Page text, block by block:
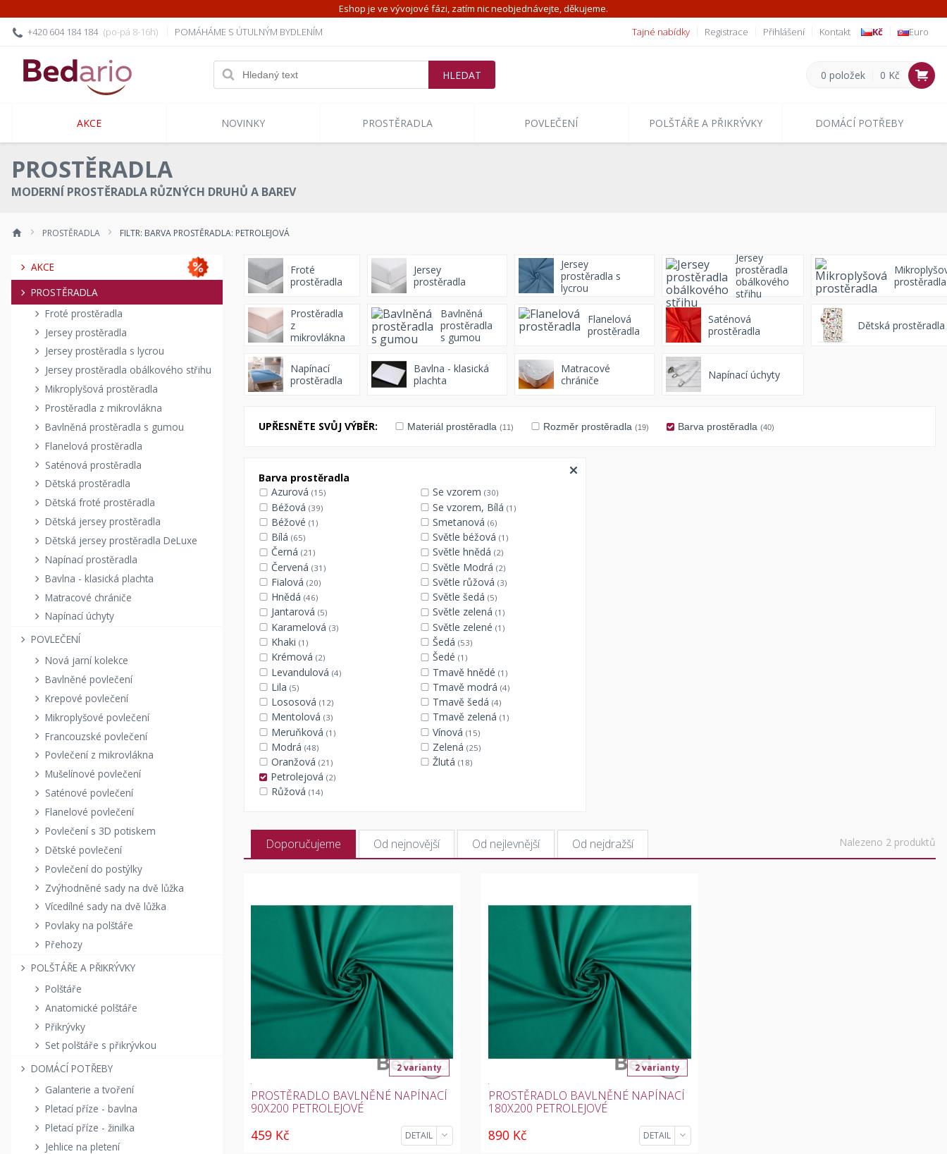
Eshop je ve vývojové fázi, zatím nic neobjednávejte, děkujeme.
+420 604 184 184 (po-pá 8-16h) POMÁHÁME S ÚTULNÝM BYDLENÍM Tajné nabídky Registrace Přihlášení Kontakt Kč Euro
0 položek 0 Kč
AKCE NOVINKY PROSTĚRADLA POVLEČENÍ POLŠTÁŘE A PŘIKRÝVKY DOMÁCÍ POTŘEBY
PROSTĚRADLA
MODERNÍ PROSTĚRADLA RŮZNÝCH DRUHŮ A BAREV
PROSTĚRADLA FILTR: BARVA PROSTĚRADLA: PETROLEJOVÁ
AKCE
PROSTĚRADLA
Froté prostěradla
Jersey prostěradla
Jersey prostěradla s lycrou
Jersey prostěradla obálkového střihu
Mikroplyšová prostěradla
Prostěradla z mikrovlákna
Bavlněná prostěradla s gumou
Flanelová prostěradla
Saténová prostěradla
Dětská prostěradla
Dětská froté prostěradla
Dětská jersey prostěradla
Dětská jersey prostěradla DeLuxe
Napínací prostěradla
Bavlna - klasická plachta
Matracové chrániče
Napínací úchyty
POVLEČENÍ
Nová jarní kolekce
Bavlněné povlečení
Krepové povlečení
Mikroplyšové povlečení
Francouzské povlečení
Povlečení z mikrovlákna
Mušelínové povlečení
Saténové povlečení
Flanelové povlečení
Povlečení s 3D potiskem
Dětské povlečení
Povlečení do postýlky
Zvýhodněné sady na dvě lůžka
Vícedílné sady na dvě lůžka
Povlaky na polštáře
Přehozy
POLŠTÁŘE A PŘIKRÝVKY
Polštáře
Anatomické polštáře
Přikrývky
Set polštáře s přikrývkou
DOMÁCÍ POTŘEBY
Galanterie a tvoření
Pletací příze - bavlna
Pletací příze - žinilka
Jehlice na pletení
Froté
prostěradla
Jersey
prostěradla
Jersey
prostěradla s
lycrou
Jersey
prostěradla
obálkového
střihu
prostěradla
Prostěradla
z
mikrovlákna
Bavlněná
prostěradla
s gumou
Flanelová
prostěradla
Saténová
prostěradla
Dětská prostěradla
Napínací
prostěradla
Bavlna - klasická
plachta
Matracové
chrániče
Napínací úchyty
UPŘESNĚTE SVŮJ VÝBĚR: Materiál prostěradla (11) Rozměr prostěradla (19) Barva prostěradla (40)
Barva prostěradla
Azurová (15)
Béžová (39)
Béžové (1)
Bílá (65)
Černá (21)
Červená (31)
Fialová (20)
Hnědá (46)
Jantarová (5)
Karamelová (3)
Khaki (1)
Krémová (2)
Levandulová (4)
Lila (5)
Lososová (12)
Mentolová (3)
Meruňková (1)
Modrá (48)
Oranžová (21)
Petrolejová (2)
Růžová (14)
Se vzorem (30)
Se vzorem, Bílá (1)
Smetanová (6)
Světle béžová (1)
Světle hnědá (2)
Světle Modrá (2)
Světle růžová (3)
Světle šedá (5)
Světle zelená (1)
Světle zelené (1)
Šedá (53)
Šedé (1)
Tmavě hnědé (1)
Tmavě modrá (4)
Tmavě šedá (4)
Tmavě zelená (1)
Vínová (15)
Zelená (25)
Žlutá (18)
Doporučujeme Od nejnovější Od nejlevnější Od nejdražší Nalezeno 2 produktů
2 varianty
PROSTĚRADLO BAVLNĚNÉ NAPÍNACÍ
90X200 PETROLEJOVÉ
459 Kč DETAIL
2 varianty
PROSTĚRADLO BAVLNĚNÉ NAPÍNACÍ
180X200 PETROLEJOVÉ
890 Kč DETAIL